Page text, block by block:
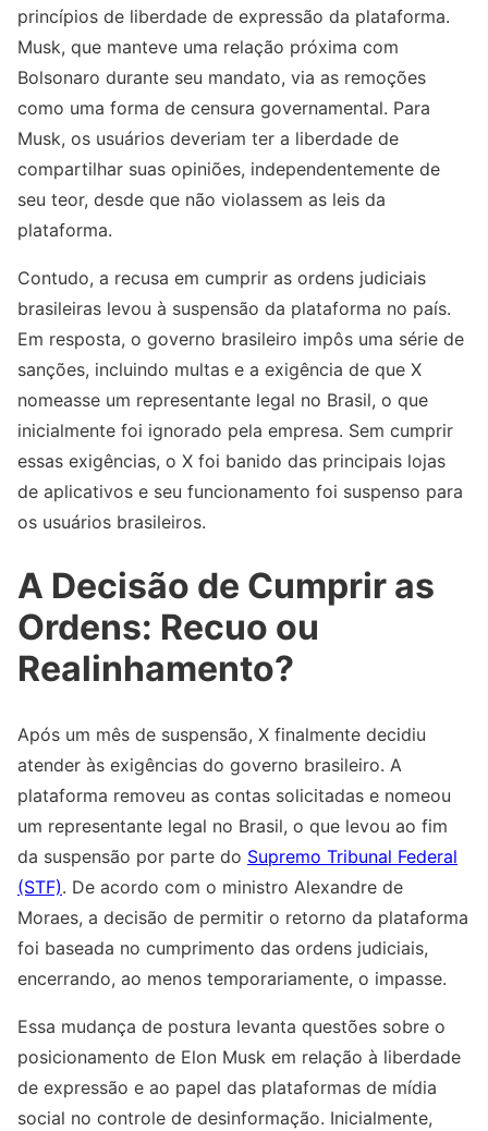
princípios de liberdade de expressão da plataforma.
Musk, que manteve uma relação próxima com
Bolsonaro durante seu mandato, via as remoções
como uma forma de censura governamental. Para
Musk, os usuários deveriam ter a liberdade de
compartilhar suas opiniões, independentemente de
seu teor, desde que não violassem as leis da
plataforma.
Contudo, a recusa em cumprir as ordens judiciais
brasileiras levou à suspensão da plataforma no país.
Em resposta, o governo brasileiro impôs uma série de
sanções, incluindo multas e a exigência de que X
nomeasse um representante legal no Brasil, o que
inicialmente foi ignorado pela empresa. Sem cumprir
essas exigências, o X foi banido das principais lojas
de aplicativos e seu funcionamento foi suspenso para
os usuários brasileiros.
A Decisão de Cumprir as
Ordens: Recuo ou
Realinhamento?
Após um mês de suspensão, X finalmente decidiu
atender às exigências do governo brasileiro. A
plataforma removeu as contas solicitadas e nomeou
um representante legal no Brasil, o que levou ao fim
da suspensão por parte do Supremo Tribunal Federal
(STF). De acordo com o ministro Alexandre de
Moraes, a decisão de permitir o retorno da plataforma
foi baseada no cumprimento das ordens judiciais,
encerrando, ao menos temporariamente, o impasse.
Essa mudança de postura levanta questões sobre o
posicionamento de Elon Musk em relação à liberdade
de expressão e ao papel das plataformas de mídia
social no controle de desinformação. Inicialmente,